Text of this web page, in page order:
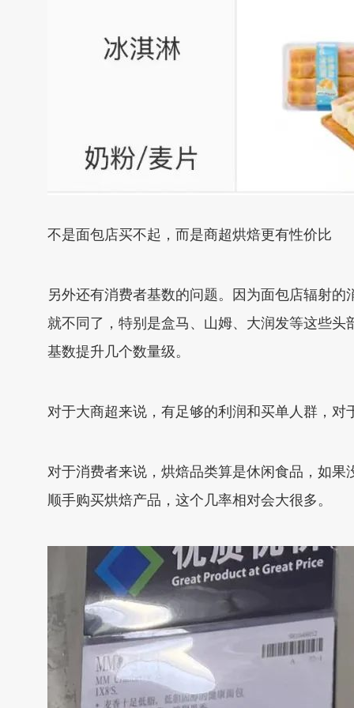
不是面包店买不起，而是商超烘焙更有性价比
另外还有消费者基数的问题。因为面包店辐射
就不同了，特别是盒马、山姆、大润发等这些
基数提升几个数量级。
对于大商超来说，有足够的利润和买单人群，
对于消费者来说，烘焙品类算是休闲食品，如
顺手购买烘焙产品，这个几率相对会大很多。